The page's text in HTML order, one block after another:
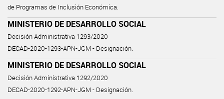
de Programas de Inclusión Económica.
MINISTERIO DE DESARROLLO SOCIAL
Decisión Administrativa 1293/2020
DECAD-2020-1293-APN-JGM - Designación.
MINISTERIO DE DESARROLLO SOCIAL
Decisión Administrativa 1292/2020
DECAD-2020-1292-APN-JGM - Designación.